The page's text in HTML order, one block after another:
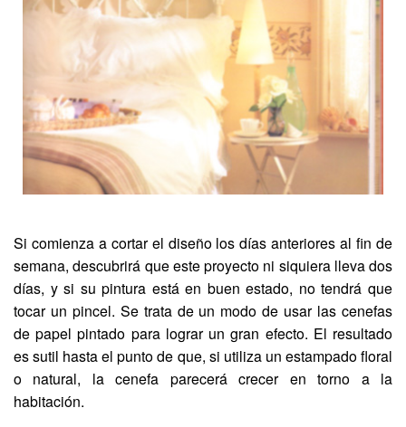
Si comienza a cortar el diseño los días anteriores al fin de
semana, descubrirá que este proyecto ni siquiera lleva dos
días, y si su pintura está en buen estado, no tendrá que
tocar un pincel. Se trata de un modo de usar las cenefas
de papel pintado para lograr un gran efecto. El resultado
es sutil hasta el punto de que, si utiliza un estampado floral
o natural, la cenefa parecerá crecer en torno a la
habitación.